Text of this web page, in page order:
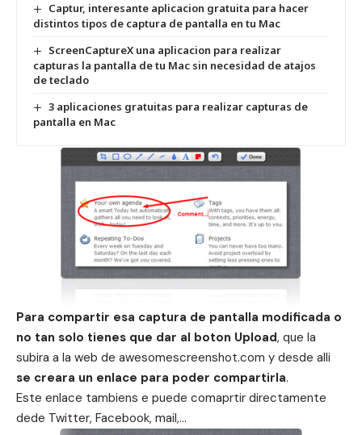
Captur, interesante aplicacion gratuita para hacer
distintos tipos de captura de pantalla en tu Mac
ScreenCaptureX una aplicacion para realizar
capturas la pantalla de tu Mac sin necesidad de atajos
de teclado
3 aplicaciones gratuitas para realizar capturas de
pantalla en Mac
Para compartir esa captura de pantalla modificada o
no tan solo tienes que dar al boton Upload, que la
subira a la web de awesomescreenshot.com y desde alli
se creara un enlace para poder compartirla.
Este enlace tambiens e puede comaprtir directamente
dede Twitter, Facebook, mail,…